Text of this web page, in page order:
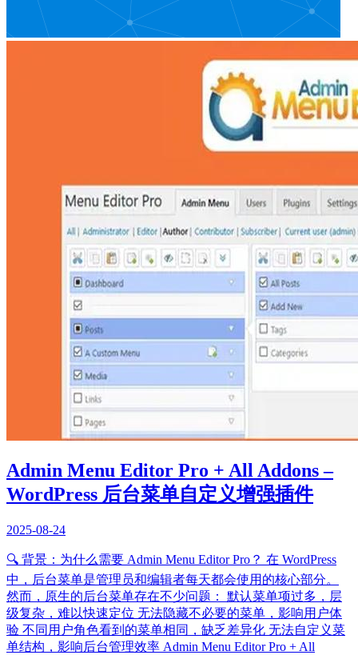
Admin Menu Editor Pro + All Addons –
WordPress 后台菜单自定义增强插件
2025-08-24
🔍 背景：为什么需要 Admin Menu Editor Pro？ 在 WordPress
中，后台菜单是管理员和编辑者每天都会使用的核心部分。
然而，原生的后台菜单存在不少问题： 默认菜单项过多，层
级复杂，难以快速定位 无法隐藏不必要的菜单，影响用户体
验 不同用户角色看到的菜单相同，缺乏差异化 无法自定义菜
单结构，影响后台管理效率 Admin Menu Editor Pro + All